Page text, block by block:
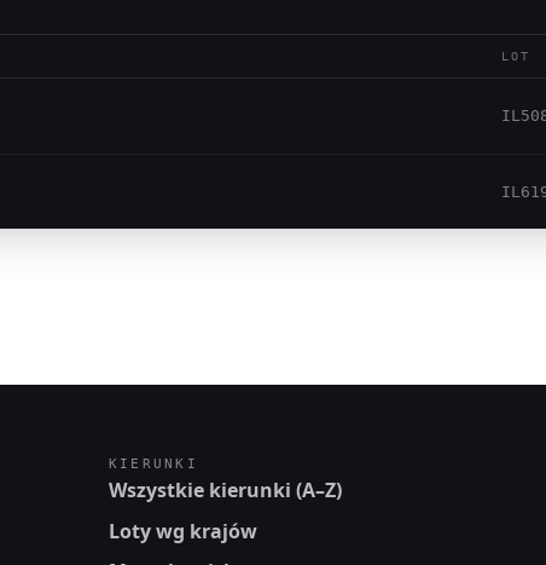
LOT
KIERUNKI
Wszystkie kierunki (A–Z)
Loty wg krajów